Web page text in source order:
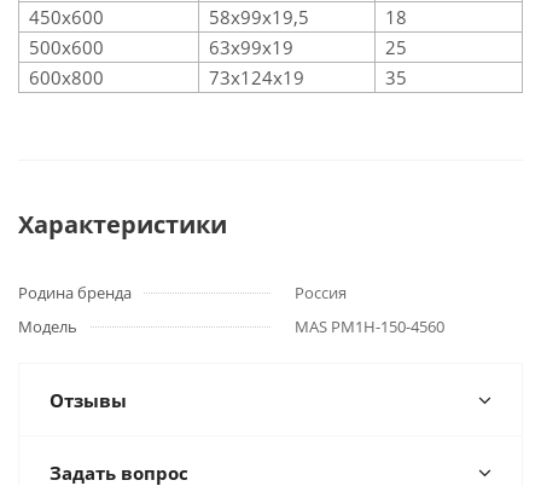
450х600
58х99х19,5
18
500х600
63х99х19
25
600х800
73х124х19 35
Характеристики
Родина бренда
Россия
Модель
MAS PM1H-150-4560
Отзывы
Задать вопрос